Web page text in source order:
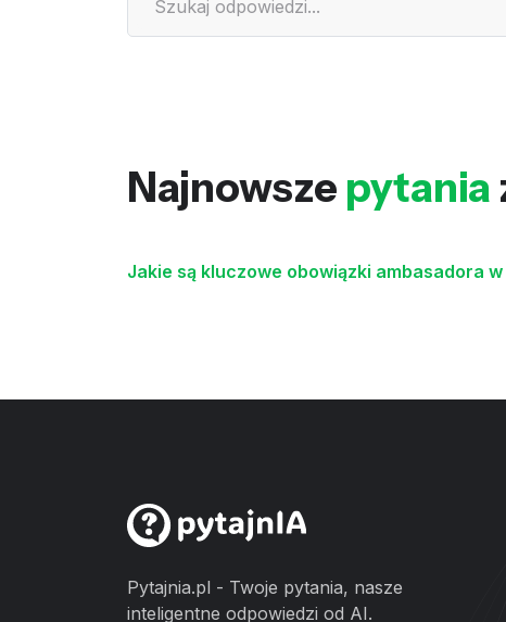
Najnowsze pytania
Jakie są kluczowe obowiązki ambasadora
Pytajnia.pl - Twoje pytania, nasze
inteligentne odpowiedzi od AI.